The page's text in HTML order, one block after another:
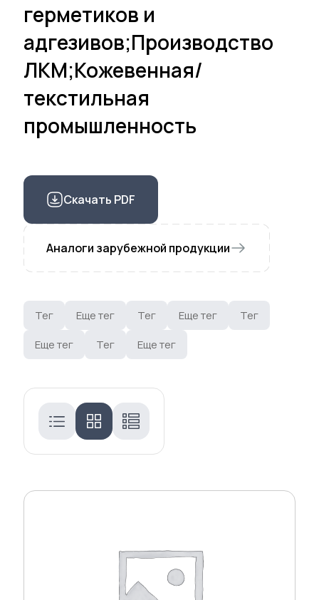
герметиков и
адгезивов;Производство
ЛКМ;Кожевенная/
текстильная
промышленность
Скачать PDF
Аналоги зарубежной продукции
Тег Еще тег Тег Еще тег
Тег
Еще тег
Тег Еще тег